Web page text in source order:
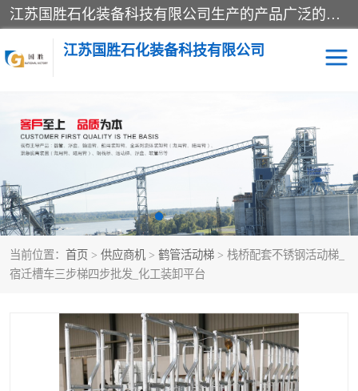
江苏国胜石化装备科技有限公司生产的产品广泛的应用于石油、石化等行业中，产品种类齐全，其中包括装卸鹤管、汽车鹤管、火车鹤管、装车鹤管、卸车鹤管、上装鹤管、下装鹤管、lng鹤管、发油鹤管、液氨鹤管、液化气鹤管等，我们生产的产品质量上乘，价格实惠，服务好，买鹤管就到国胜石化装备！
江苏国胜石化装备科技有限公司
当前位置： 首页 > 供应商机 > 鹤管活动梯 > 栈桥配套不锈钢活动梯_
宿迁槽车三步梯四步批发_化工装卸平台
输油臂 鹤管活动梯